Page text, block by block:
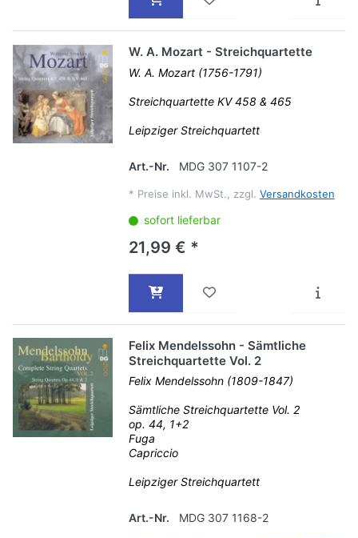
W. A. Mozart - Streichquartette
W. A. Mozart (1756-1791)
Streichquartette KV 458 & 465
Leipziger Streichquartett
Art.-Nr. MDG 307 1107-2
* Preise inkl. MwSt., zzgl. Versandkosten
sofort lieferbar
21,99 € *
Felix Mendelssohn - Sämtliche
Streichquartette Vol. 2
Felix Mendelssohn (1809-1847)
Sämtliche Streichquartette Vol. 2
op. 44, 1+2
Fuga
Capriccio
Leipziger Streichquartett
Art.-Nr. MDG 307 1168-2